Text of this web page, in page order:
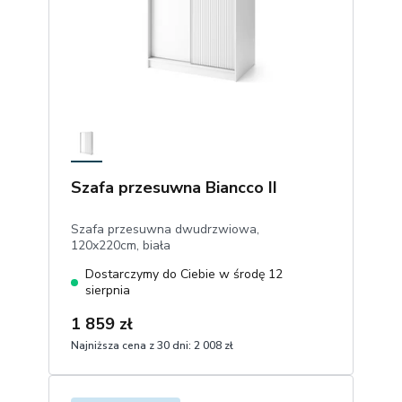
Szafa przesuwna Biancco II
Szafa przesuwna dwudrzwiowa,
120x220cm, biała
Dostarczymy do Ciebie w środę 12
sierpnia
1 859 zł
Najniższa cena z 30 dni: 2 008 zł
1